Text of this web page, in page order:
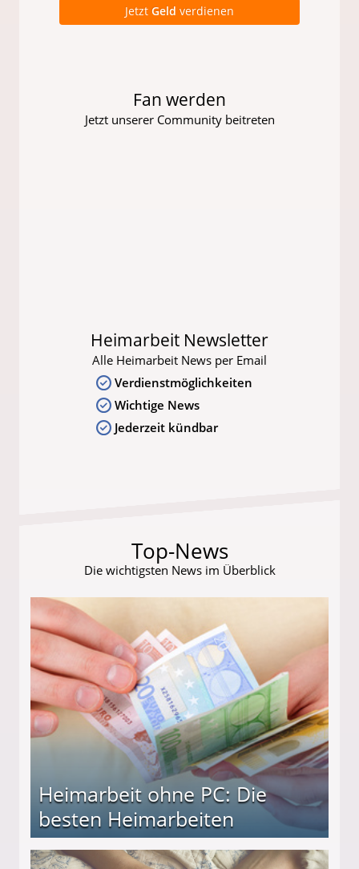
Jetzt Geld verdienen
Fan werden
Jetzt unserer Community beitreten
Heimarbeit Newsletter
Alle Heimarbeit News per Email
Verdienstmöglichkeiten
Wichtige News
Jederzeit kündbar
Top-News
Die wichtigsten News im Überblick
Heimarbeit ohne PC: Die
besten Heimarbeiten